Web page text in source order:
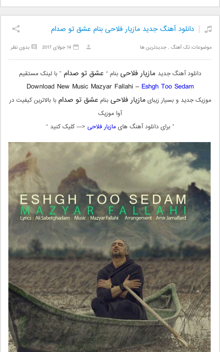
دانلود آهنگ جدید مازیار فلاحی بنام عشق تو صدام
موضوعات:تک آهنگ ,جدیدترین ها بدون نظر 14 جولای 2017
دانلود آهنگ جدید مازیار فلاحیبنام “ عشق تو صدام” با لینک مستقیم
Download New Music Mazyar Fallahi – Eshgh Too Sedam
موزیک جدید و بسیار زیبایمازیار فلاحیبنامعشق تو صدامبا بالاترین کیفیت در
آوا موزیک
” برای دانلود آهنگ هایمازیار فلاحی <— کلیک کنید “